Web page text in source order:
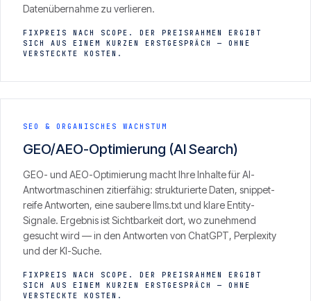
Datenübernahme zu verlieren.
FIXPREIS NACH SCOPE. DER PREISRAHMEN ERGIBT
SICH AUS EINEM KURZEN ERSTGESPRÄCH — OHNE
VERSTECKTE KOSTEN.
SEO & ORGANISCHES WACHSTUM
GEO/AEO-Optimierung (AI Search)
GEO- und AEO-Optimierung macht Ihre Inhalte für AI-
Antwortmaschinen zitierfähig: strukturierte Daten, snippet-
reife Antworten, eine saubere llms.txt und klare Entity-
Signale. Ergebnis ist Sichtbarkeit dort, wo zunehmend
gesucht wird — in den Antworten von ChatGPT, Perplexity
und der KI-Suche.
FIXPREIS NACH SCOPE. DER PREISRAHMEN ERGIBT
SICH AUS EINEM KURZEN ERSTGESPRÄCH — OHNE
VERSTECKTE KOSTEN.